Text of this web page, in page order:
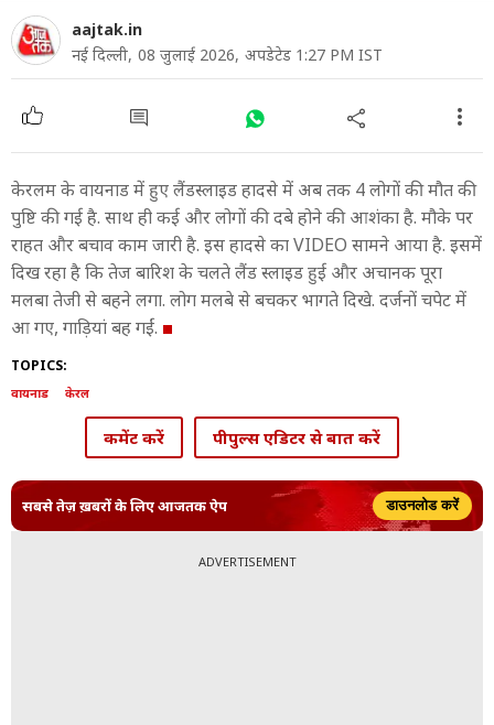
aajtak.in
नई द‍िल्ली, 08 जुलाई 2026, अपडेटेड 1:27 PM IST
केरलम के वायनाड में हुए लैंडस्लाइड हादसे में अब तक 4 लोगों की मौत की
पुष्ट‍ि की गई है. साथ ही कई और लोगों की दबे होने की आशंका है. मौके पर
राहत और बचाव काम जारी है. इस हादसे का VIDEO सामने आया है. इसमें
दिख रहा है कि तेज बारिश के चलते लैंड स्लाइड हुई और अचानक पूरा
मलबा तेजी से बहने लगा. लोग मलबे से बचकर भागते दिखे. दर्जनों चपेट में
आ गए, गाड़ियां बह गईं.
TOPICS:
वायनाड केरल
कमेंट करें पीपुल्स एडिटर से बात करें
सबसे तेज़ ख़बरों के लिए आजतक ऐप डाउनलोड करें
ADVERTISEMENT